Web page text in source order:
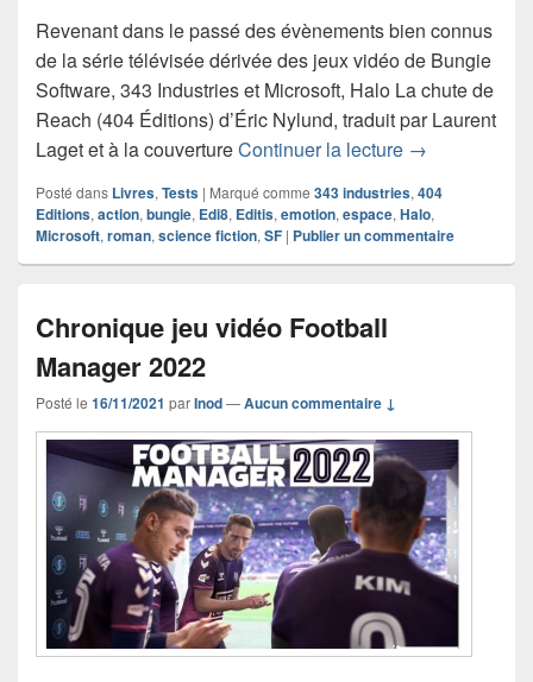
Revenant dans le passé des évènements bien connus
de la série télévisée dérivée des jeux vidéo de Bungie
Software, 343 Industries et Microsoft, Halo La chute de
Reach (404 Éditions) d’Éric Nylund, traduit par Laurent
Laget et à la couvertureContinuer la lecture Chronique
→
Posté dans Livres, Tests | Marqué comme 343 industries, 404
Editions, action, bungie, Edi8, Editis, emotion, espace, Halo,
Microsoft, roman, science fiction, SF | Publier un commentaire
Chronique jeu vidéo Football
Manager 2022
Posté le 16/11/2021 parInod—Aucun commentaire ↓